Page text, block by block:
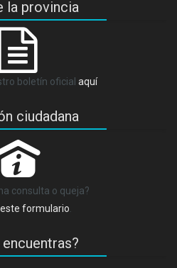
la provincia
boletín oficial aquí
ciudadana
consulta o queja?
este formulario